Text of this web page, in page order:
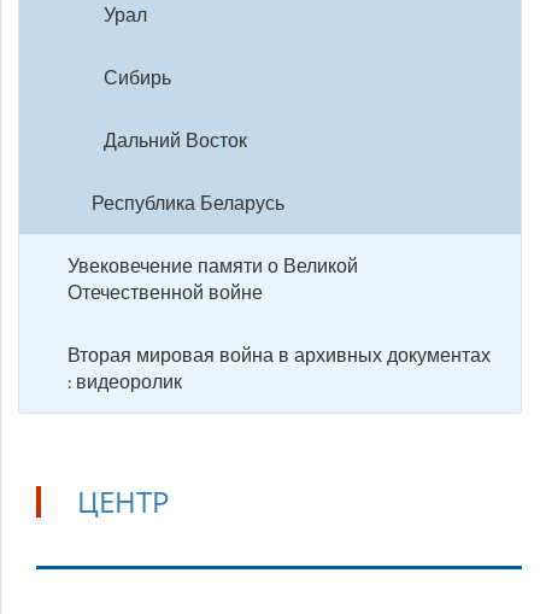
Урал
Сибирь
Дальний Восток
Республика Беларусь
Увековечение памяти о Великой
Отечественной войне
Вторая мировая война в архивных документах
: видеоролик
ЦЕНТР